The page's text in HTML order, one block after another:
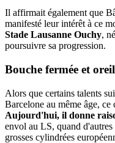
Il affirmait également que
manifesté leur intérêt à ce
Stade Lausanne Ouchy,
poursuivre sa progression.
Bouche fermée et
Alors que certains talents
Barcelone au même âge,
Aujourd'hui, il donne
envol au LS, quand d'autres
grosses cylindrées